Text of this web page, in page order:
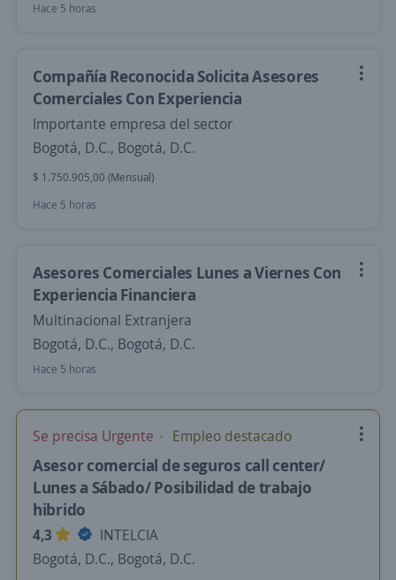
Hace 5 horas
Compañía Reconocida Solicita Asesores
Comerciales Con Experiencia
Importante empresa del sector
Bogotá, D.C., Bogotá, D.C.
$ 1.750.905,00 (Mensual)
Hace 5 horas
Asesores Comerciales Lunes a Viernes Con
Experiencia Financiera
Multinacional Extranjera
Bogotá, D.C., Bogotá, D.C.
Hace 5 horas
Se precisa Urgente Empleo destacado
Asesor comercial de seguros call center/
Lunes a Sábado/ Posibilidad de trabajo
hibrido
4,3
INTELCIA
Bogotá, D.C., Bogotá, D.C.